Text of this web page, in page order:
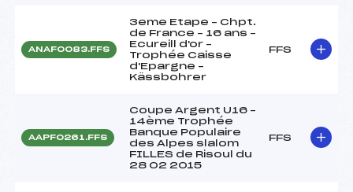
ANAF0083.FFS
3eme Etape – Chpt.
de France – 16 ans –
Ecureill d'or –
Trophée Caisse
d'Epargne –
Kässbohrer
FFS
AAPF0261.FFS
Coupe Argent U16 –
14ème Trophée
Banque Populaire
des Alpes slalom
FILLES de Risoul du
28 02 2015
FFS